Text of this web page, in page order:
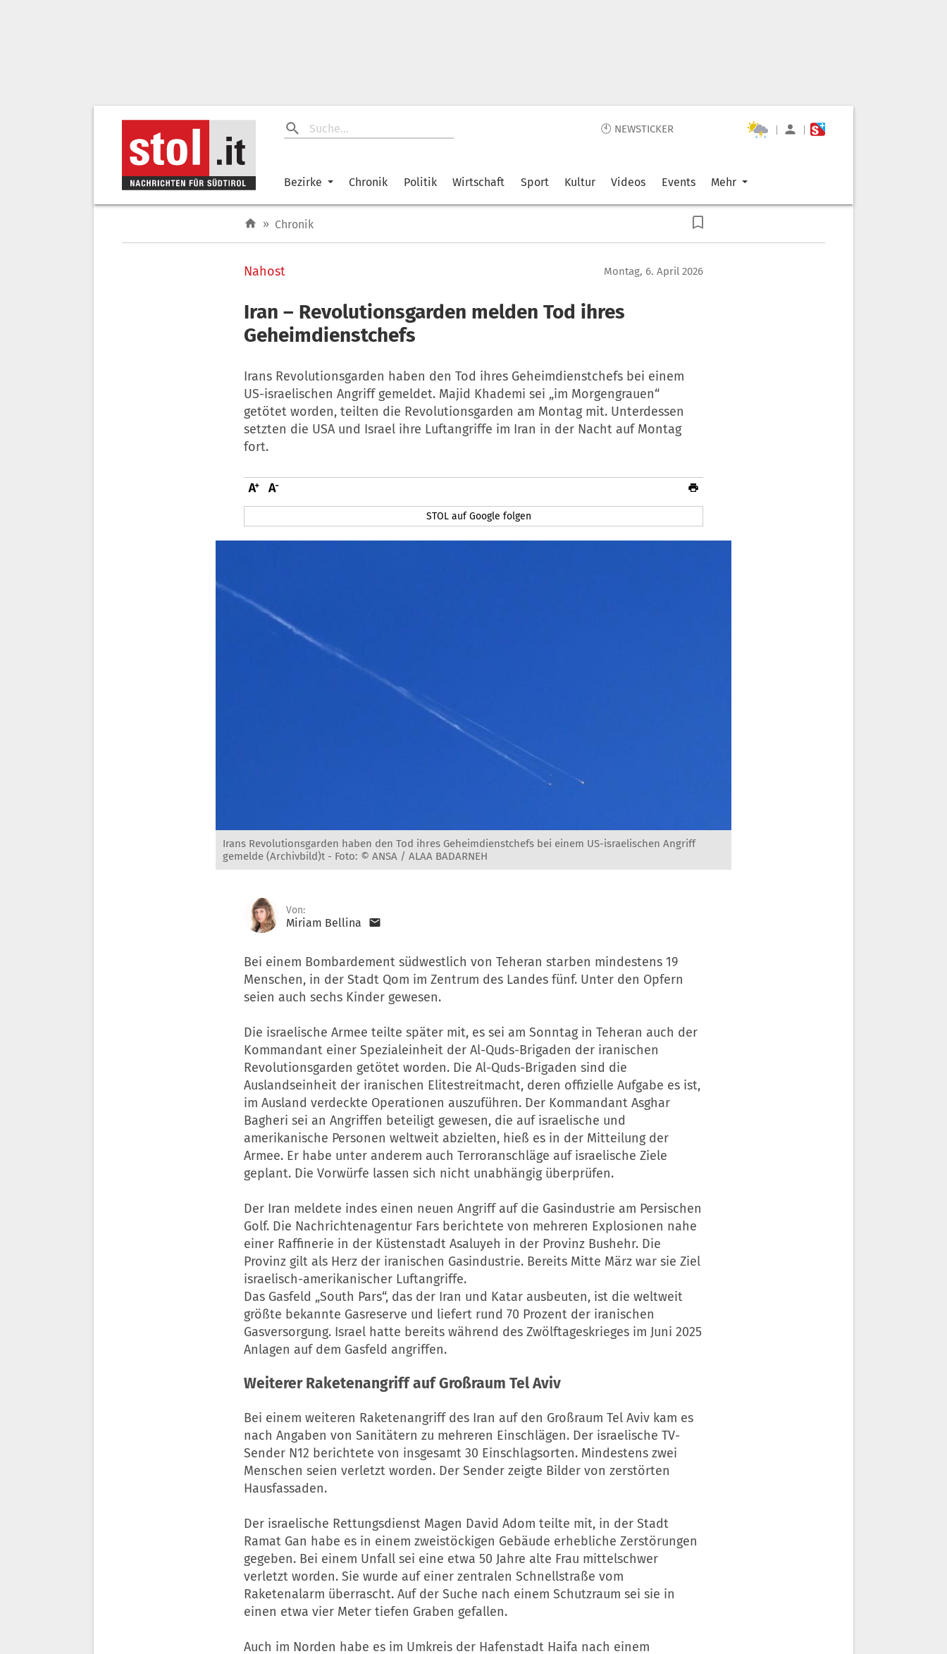
🕙 NEWSTICKER | |
Bezirke Chronik Politik Wirtschaft Sport Kultur Videos Events Mehr
» Chronik
Nahost Montag, 6. April 2026
Iran – Revolutionsgarden melden Tod ihres
Geheimdienstchefs
Irans Revolutionsgarden haben den Tod ihres Geheimdienstchefs bei einem
US-israelischen Angriff gemeldet. Majid Khademi sei „im Morgengrauen“
getötet worden, teilten die Revolutionsgarden am Montag mit. Unterdessen
setzten die USA und Israel ihre Luftangriffe im Iran in der Nacht auf Montag
fort.
STOL auf Google folgen
Irans Revolutionsgarden haben den Tod ihres Geheimdienstchefs bei einem US-israelischen Angriff
gemelde (Archivbild)t - Foto: © ANSA / ALAA BADARNEH
Von:
Miriam Bellina
Bei einem Bombardement südwestlich von Teheran starben mindestens 19
Menschen, in der Stadt Qom im Zentrum des Landes fünf. Unter den Opfern
seien auch sechs Kinder gewesen.
Die israelische Armee teilte später mit, es sei am Sonntag in Teheran auch der
Kommandant einer Spezialeinheit der Al-Quds-Brigaden der iranischen
Revolutionsgarden getötet worden. Die Al-Quds-Brigaden sind die
Auslandseinheit der iranischen Elitestreitmacht, deren offizielle Aufgabe es ist,
im Ausland verdeckte Operationen auszuführen. Der Kommandant Asghar
Bagheri sei an Angriffen beteiligt gewesen, die auf israelische und
amerikanische Personen weltweit abzielten, hieß es in der Mitteilung der
Armee. Er habe unter anderem auch Terroranschläge auf israelische Ziele
geplant. Die Vorwürfe lassen sich nicht unabhängig überprüfen.
Der Iran meldete indes einen neuen Angriff auf die Gasindustrie am Persischen
Golf. Die Nachrichtenagentur Fars berichtete von mehreren Explosionen nahe
einer Raffinerie in der Küstenstadt Asaluyeh in der Provinz Bushehr. Die
Provinz gilt als Herz der iranischen Gasindustrie. Bereits Mitte März war sie Ziel
israelisch-amerikanischer Luftangriffe.
Das Gasfeld „South Pars“, das der Iran und Katar ausbeuten, ist die weltweit
größte bekannte Gasreserve und liefert rund 70 Prozent der iranischen
Gasversorgung. Israel hatte bereits während des Zwölftageskrieges im Juni 2025
Anlagen auf dem Gasfeld angriffen.
Weiterer Raketenangriff auf Großraum Tel Aviv
Bei einem weiteren Raketenangriff des Iran auf den Großraum Tel Aviv kam es
nach Angaben von Sanitätern zu mehreren Einschlägen. Der israelische TV-
Sender N12 berichtete von insgesamt 30 Einschlagsorten. Mindestens zwei
Menschen seien verletzt worden. Der Sender zeigte Bilder von zerstörten
Hausfassaden.
Der israelische Rettungsdienst Magen David Adom teilte mit, in der Stadt
Ramat Gan habe es in einem zweistöckigen Gebäude erhebliche Zerstörungen
gegeben. Bei einem Unfall sei eine etwa 50 Jahre alte Frau mittelschwer
verletzt worden. Sie wurde auf einer zentralen Schnellstraße vom
Raketenalarm überrascht. Auf der Suche nach einem Schutzraum sei sie in
einen etwa vier Meter tiefen Graben gefallen.
Auch im Norden habe es im Umkreis der Hafenstadt Haifa nach einem